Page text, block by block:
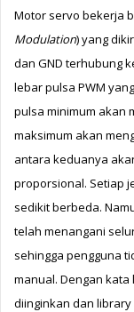
Motor servo bekerja
Modulation) yang
dan GND terhubung
lebar pulsa PWM
pulsa minimum akan
maksimum akan
antara keduanya
proporsional. Setiap
sedikit berbeda.
telah menangani
sehingga pengguna
manual. Dengan kata
diinginkan dan library